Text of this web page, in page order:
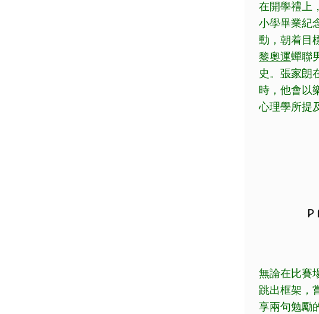
在開學禮上
小學畢業紀
動，朝着目
黎奧運蟬聯
史。 張家朗
時，他會以
心理學所提
無論在比賽
跳出框架，
享兩句勉勵